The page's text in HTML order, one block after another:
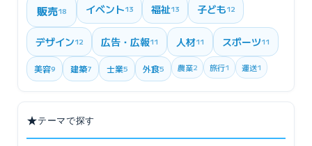
販売18 イベント13 福祉13 子ども12
デザイン12 広告・広報11 人材11 スポーツ11
美容9 建築7 士業5 外食5 農業2 旅行1 運送1
★テーマで探す